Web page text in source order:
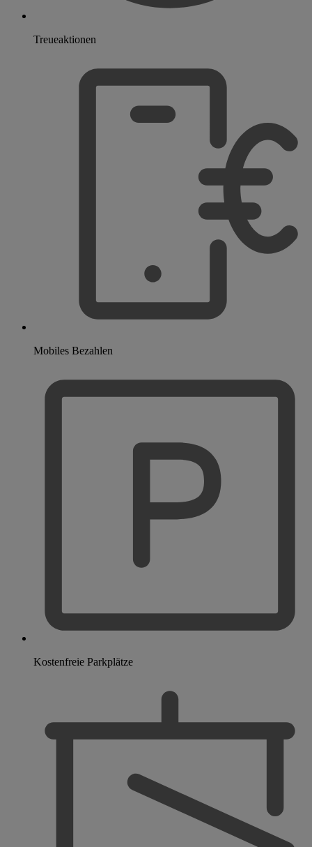
Treueaktionen
Mobiles Bezahlen
Kostenfreie Parkplätze